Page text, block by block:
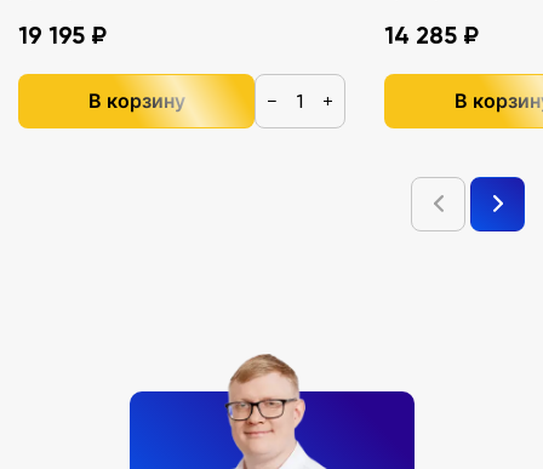
19 195 ₽
В корзину − +
14 285 ₽
В